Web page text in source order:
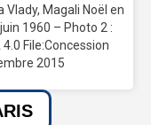
Vlady, Magali Noël en
1960 – Photo 2 :
File:Concession
2015